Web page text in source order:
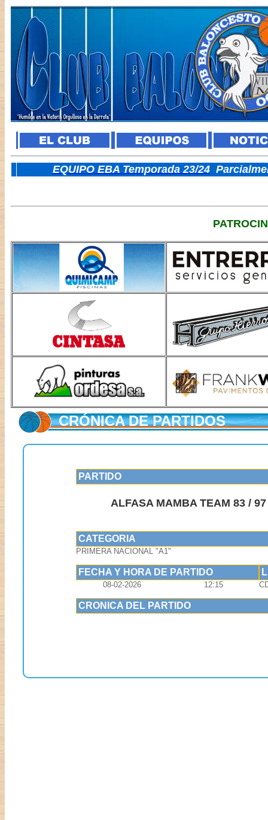
EQUIPO EBA Temporada 23/24
CRÓNICA DE PARTIDOS
PARTIDO
ALFASA MAMBA TEAM 83 /
CATEGORIA
PRIMERA NACIONAL "A1"
FECHA Y HORA DE PARTIDO
08-02-2026 12:15
CRONICA DEL PARTIDO